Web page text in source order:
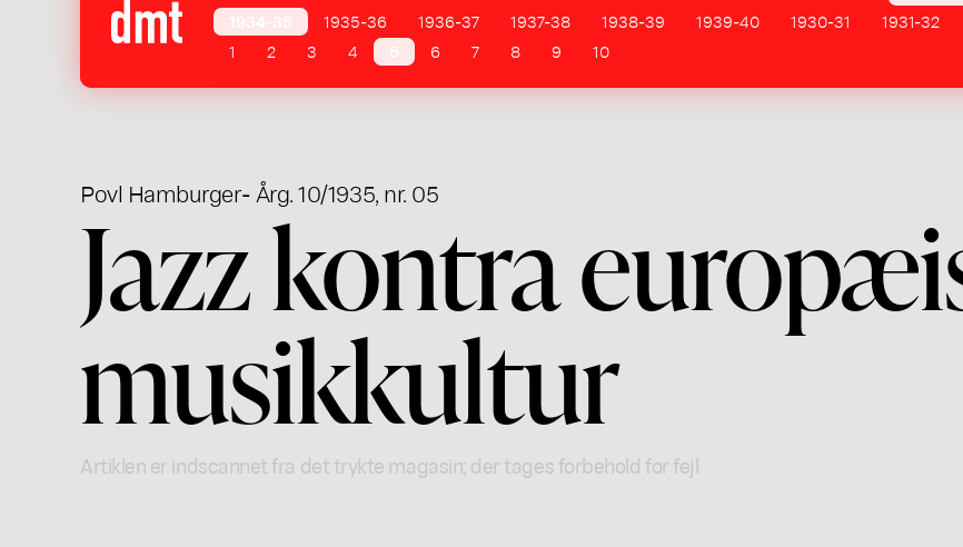
1935-36 1936-37 1937-38 1938-39 1939-40 1930-31 1931-32
1
2 3 4 6 7 8 9 10
Povl Hamburger- Årg. 10/1935, nr. 05
Jazz kontra
musikkultur
Artiklen er indscannet fra det trykte magasin; der tages forbehold for fejl